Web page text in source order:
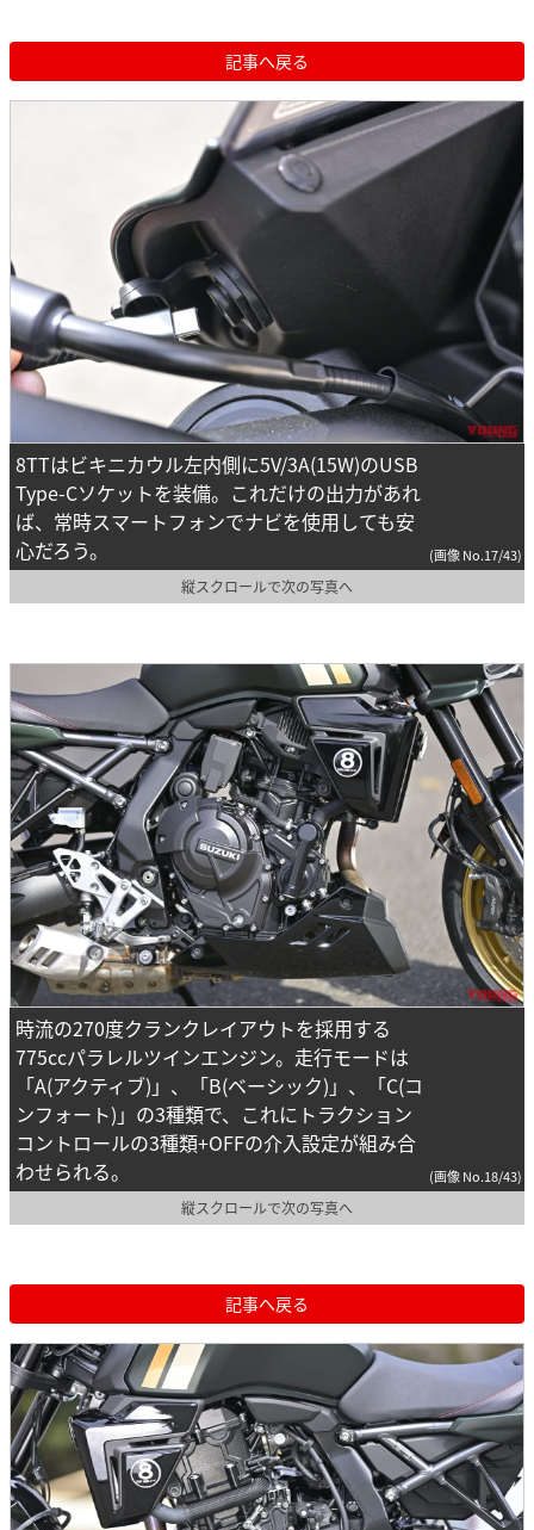
記事へ戻る
8TTはビキニカウル左内側に5V/3A(15W)のUSB
Type-Cソケットを装備。これだけの出力があれ
ば、常時スマートフォンでナビを使用しても安
心だろう。
(画像 No.17/43)
縦スクロールで次の写真へ
時流の270度クランクレイアウトを採用する
775ccパラレルツインエンジン。走行モードは
「A(アクティブ)」、「B(ベーシック)」、「C(コ
ンフォート)」の3種類で、これにトラクション
コントロールの3種類+OFFの介入設定が組み合
わせられる。
(画像 No.18/43)
縦スクロールで次の写真へ
記事へ戻る